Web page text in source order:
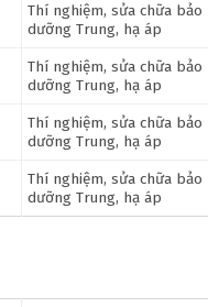
Thí nghiệm, sửa chữa bảo
dưỡng Trung, hạ áp
Thí nghiệm, sửa chữa bảo
dưỡng Trung, hạ áp
Thí nghiệm, sửa chữa bảo
dưỡng Trung, hạ áp
Thí nghiệm, sửa chữa bảo
dưỡng Trung, hạ áp